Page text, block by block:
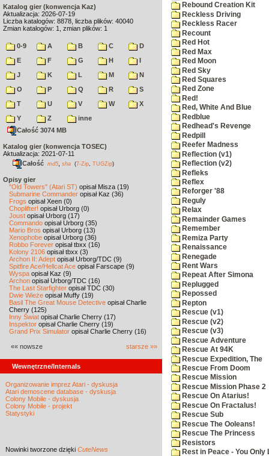
Katalog gier (konwencja Kaz)
Aktualizacja: 2026-07-19
Liczba katalogów: 8878, liczba plików: 40040
Zmian katalogów: 1, zmian plików: 1
0-9 A B C
D
E
F G H
I
J
K L M
N
O
P Q R
S
T
U V W
X
Y
Z
inne
Całość 3074 MB
Katalog gier (konwencja TOSEC)
Aktualizacja: 2021-07-11
Całość md5 sha (7-Zip TUGZip)
Opisy gier
"Old Towers" (Atari ST) opisał Misza (19)
Submarine Commander opisał Kaz (36)
Frogs opisał Xeen (0)
Choplifter! opisał Urborg (0)
Joust opisał Urborg (17)
Commando opisał Urborg (35)
Mario Bros opisał Urborg (13)
Xenophobe opisał Urborg (36)
Robbo Forever opisał tbxx (16)
Kolony 2106 opisał tbxx (3)
Archon II: Adept opisał Urborg/TDC (9)
Spitfire Ace/Hellcat Ace opisał Farscape (9)
Wyspa opisał Kaz (9)
Archon opisał Urborg/TDC (16)
The Last Starfighter opisał TDC (30)
Dwie Wieże opisał Muffy (19)
Basil The Great Mouse Detective opisał Charlie
Cherry (125)
Inny Świat opisał Charlie Cherry (17)
Inspektor opisał Charlie Cherry (19)
Grand Prix Simulator opisał Charlie Cherry (16)
«« nowsze starsze »»
Wewnętrzne/Internals
Organizowanie imprez Atari - dyskusja
Atari demoscene database - dyskusja
Colony Mobile - dyskusja
Colony Mobile - projekt
Statystyki
Nowinki tworzone dzięki CuteNews
Rebound Creation Kit
Reckless Driving
Reckless Racer
Recount
Red Hot
Red Max
Red Moon
Red Sky
Red Squares
Red Zone
Red!
Red, White And Blue
Redblue
Redhead's Revenge
Redpill
Reefer Madness
Reflection (v1)
Reflection (v2)
Refleks
Reflex
Reforger '88
Reguly
Relax
Remainder Games
Remember
Remiza Party
Renaissance
Renegade
Rent Wars
Repeat After Simona
Replugged
Repossed
Repton
Rescue (v1)
Rescue (v2)
Rescue (v3)
Rescue Adventure
Rescue At 94K
Rescue Expedition, The
Rescue From Doom
Rescue Mission
Rescue Mission Phase 2
Rescue On Atarius!
Rescue On Fractalus!
Rescue Sub
Rescue The Ooleans!
Rescue The Princess
Resistors
Rest in Peace - You Only